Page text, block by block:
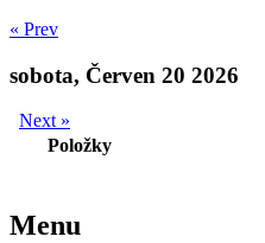
« Prev
sobota, Červen 20 2026
Next »
Položky
Menu